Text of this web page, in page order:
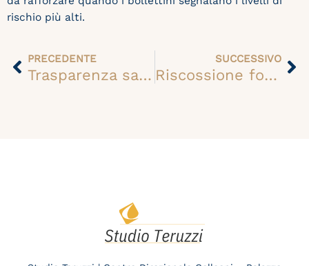
rischio più alti.
Precedente
PRECEDENTE
Trasparenza salariale dal 7 giugno: gli obblighi del DLgs. 96/2026 per le imprese
SUCCESSIVO
Riscossione forzata, 120mila conti correnti a rischio blocco: avvisi già partiti